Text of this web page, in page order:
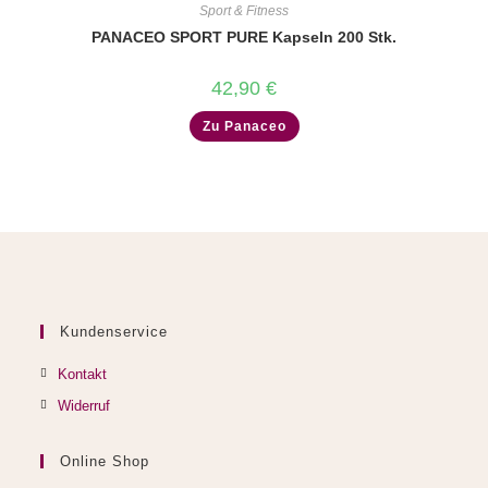
Sport & Fitness
PANACEO SPORT PURE Kapseln 200 Stk.
42,90 €
Zu Panaceo
Kundenservice
Kontakt
Widerruf
Online Shop